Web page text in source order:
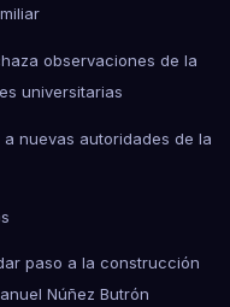
observaciones de la
universitarias
nuevas autoridades de la
paso a la construcción
Núñez Butrón